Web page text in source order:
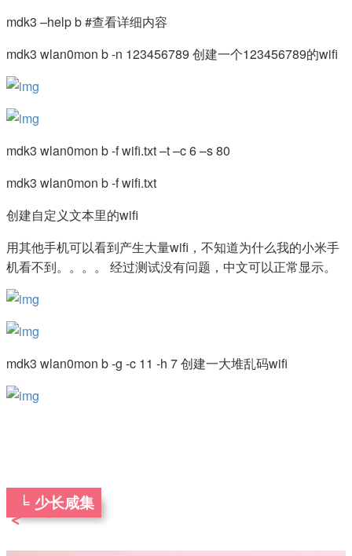
mdk3 –help b #查看详细内容
mdk3 wlan0mon b -n 123456789 创建一个123456789的wifi
mdk3 wlan0mon b -f wifi.txt –t –c 6 –s 80
mdk3 wlan0mon b -f wifi.txt
创建自定义文本里的wifi
用其他手机可以看到产生大量wifi，不知道为什么我的小米手
机看不到。。。。 经过测试没有问题，中文可以正常显示。
mdk3 wlan0mon b -g -c 11 -h 7 创建一大堆乱码wifi
少长咸集